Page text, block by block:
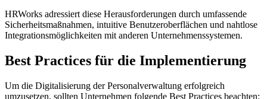
HRWorks adressiert diese Herausforderungen durch umfassende
Sicherheitsmaßnahmen, intuitive Benutzeroberflächen und nahtlose
Integrationsmöglichkeiten mit anderen Unternehmenssystemen.
Best Practices für die Implementierung
Um die Digitalisierung der Personalverwaltung erfolgreich
umzusetzen, sollten Unternehmen folgende Best Practices beachten: